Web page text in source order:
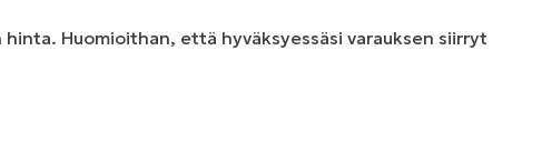
Huomioithan, että hyväksyessäsi varauksen siirryt